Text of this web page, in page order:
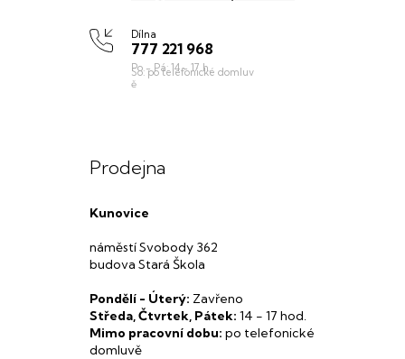
Dílna
777 221 968
Prodejna
Kunovice
náměstí Svobody 362
budova Stará Škola
Pondělí - Úterý: Zavřeno
Středa, Čtvrtek, Pátek: 14 - 17 hod.
Mimo pracovní dobu: po telefonické
domluvě